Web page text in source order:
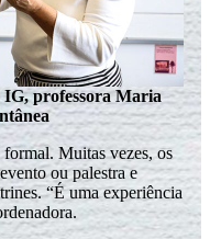
IG, professora Maria
formal. Muitas vezes, os
ou palestra e
“É uma experiência